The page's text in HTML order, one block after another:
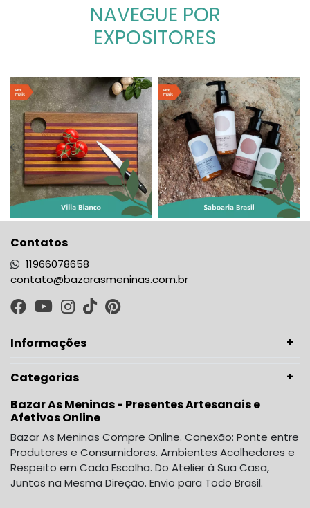
NAVEGUE POR
EXPOSITORES
Contatos
11966078658
contato@bazarasmeninas.com.br
Informações
Categorias
Bazar As Meninas - Presentes Artesanais e
Afetivos Online
Bazar As Meninas Compre Online. Conexão: Ponte entre
Produtores e Consumidores. Ambientes Acolhedores e
Respeito em Cada Escolha. Do Atelier à Sua Casa,
Juntos na Mesma Direção. Envio para Todo Brasil.